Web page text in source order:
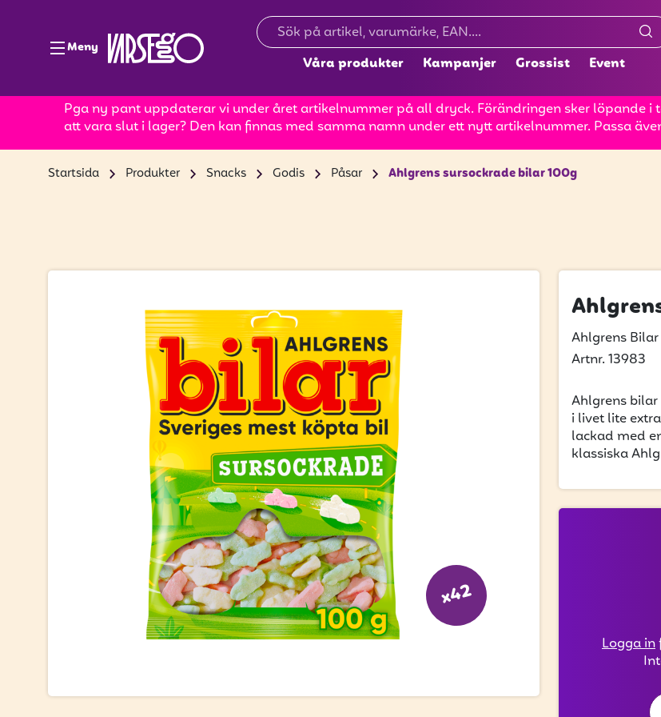
Meny
Våra produkter Kampanjer Grossist Event
Pga ny pant uppdaterar vi under året artikelnummer på all dryck. Förändringen sker löpande i
att vara slut i lager? Den kan finnas med samma namn under ett nytt artikelnummer. Passa
Startsida Produkter Snacks Godis Påsar Ahlgrens sursockrade bilar 100g
x42
Ahlgrens Bilar
Artnr. 13983
Ahlgrens
i livet lite
lackad med
klassiska
Logga in